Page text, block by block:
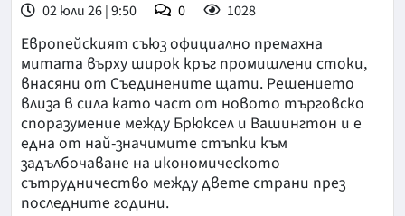
02 юли 26 | 9:50 0 1028
Европейският съюз официално премахна
митата върху широк кръг промишлени стоки,
внасяни от Съединените щати. Решението
влиза в сила като част от новото търговско
споразумение между Брюксел и Вашингтон и е
една от най-значимите стъпки към
задълбочаване на икономическото
сътрудничество между двете страни през
последните години.